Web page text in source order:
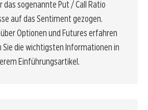
das sogenannte Put / Call Ratio
auf dasSentimentgezogen.
Optionen undFutures erfahren
Sie die wichtigsten Informationen in
Einführungsartikel.